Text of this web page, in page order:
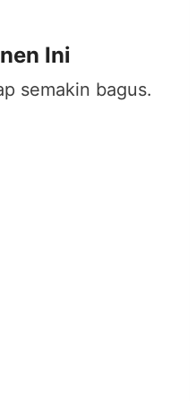
Ini
semakin bagus.